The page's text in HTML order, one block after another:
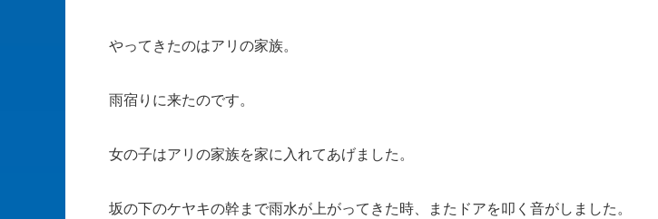
やってきたのはアリの家族。
雨宿りに来たのです。
女の子はアリの家族を家に入れてあげました。
坂の下のケヤキの幹まで雨水が上がってきた時、またドアを叩く音がしました。